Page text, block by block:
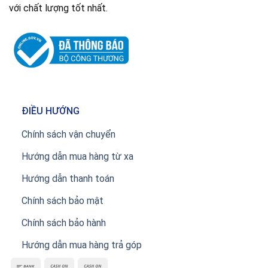
với chất lượng tốt nhất.
ĐIỀU HƯỚNG
Chính sách vận chuyển
Hướng dẫn mua hàng từ xa
Hướng dẫn thanh toán
Chính sách bảo mật
Chính sách bảo hành
Hướng dẫn mua hàng trả góp